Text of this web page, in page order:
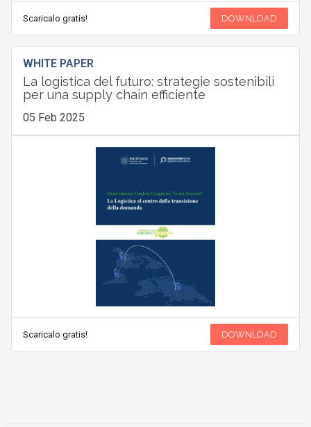
Scaricalo gratis! DOWNLOAD
WHITE PAPER
La logistica del futuro: strategie sostenibili
per una supply chain efficiente
05 Feb 2025
Scaricalo gratis! DOWNLOAD